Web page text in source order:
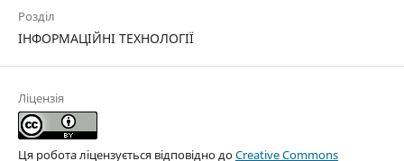
Розділ
ІНФОРМАЦІЙНІ ТЕХНОЛОГІЇ
Ліцензія
Ця робота ліцензується відповідно доCreative Commons